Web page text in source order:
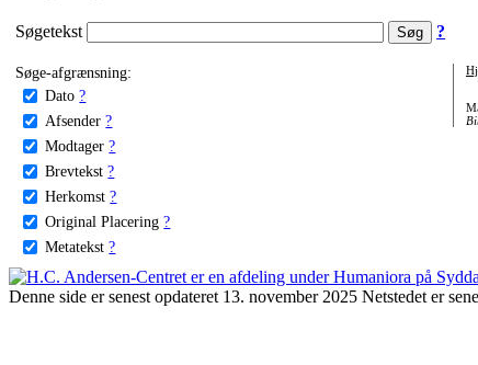
Søgetekst ?
Søge-afgrænsning:
Dato ?
Afsender ?
Modtager ?
Brevtekst ?
Herkomst ?
Original Placering ?
Metatekst ?
Denne side er senest opdateret 13. november 2025 Netstedet er